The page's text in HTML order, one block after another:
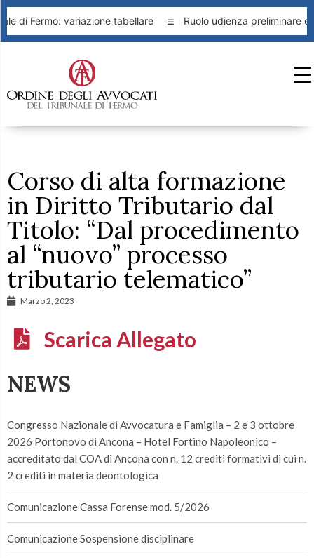
di Fermo: variazione tabellare Ruolo udienza preliminare
Corso di alta formazione
in Diritto Tributario dal
Titolo: “Dal procedimento
al “nuovo” processo
tributario telematico”
Marzo 2, 2023
Scarica Allegato
NEWS
Congresso Nazionale di Avvocatura e Famiglia – 2 e 3 ottobre
2026 Portonovo di Ancona – Hotel Fortino Napoleonico –
accreditato dal COA di Ancona con n. 12 crediti formativi di cui n.
2 crediti in materia deontologica
Comunicazione Cassa Forense mod. 5/2026
Comunicazione Sospensione disciplinare